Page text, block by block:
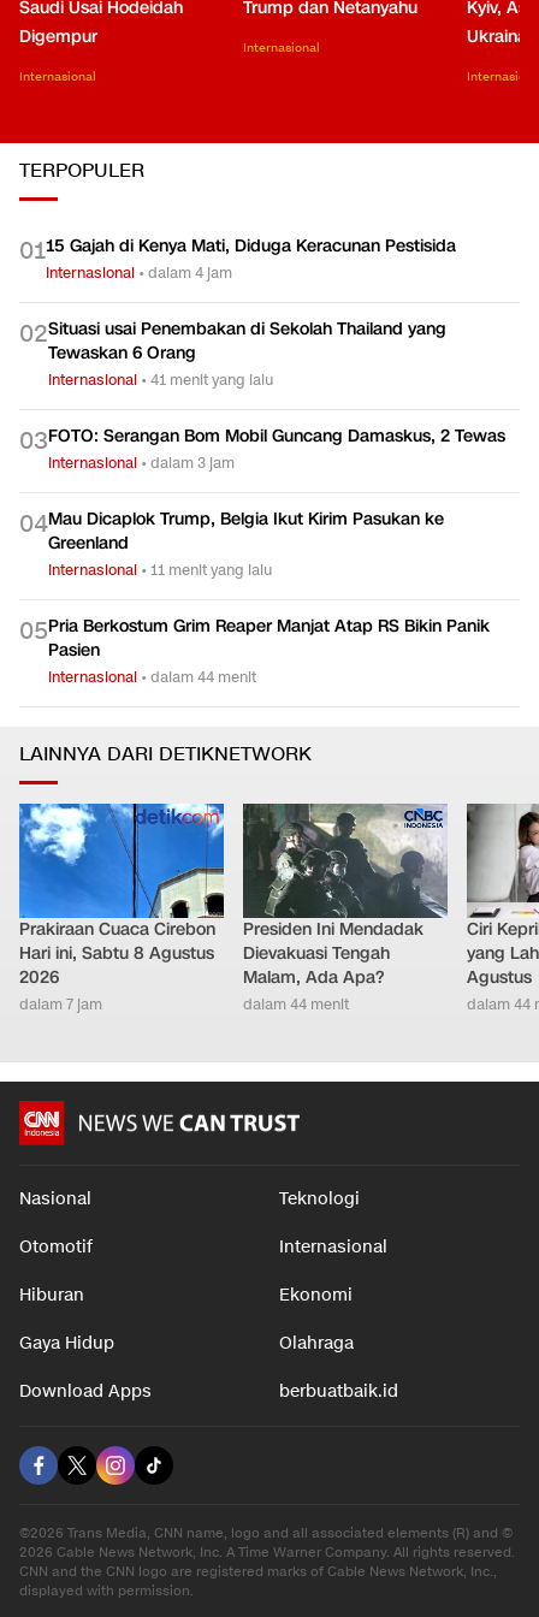
Saudi Usai Hodeidah
Digempur
Internasional
Trump dan Netanyahu
Internasional
Kyiv,
Ukraina
TERPOPULER
0115 Gajah di Kenya Mati, Diduga Keracunan Pestisida
Internasional •dalam 4 jam
02Situasi usai Penembakan di Sekolah Thailand yang
Tewaskan 6 Orang
Internasional •41 menit yang lalu
03FOTO: Serangan Bom Mobil Guncang Damaskus, 2 Tewas
Internasional •dalam 3 jam
04Mau Dicaplok Trump, Belgia Ikut Kirim Pasukan ke
Greenland
Internasional •11 menit yang lalu
05Pria Berkostum Grim Reaper Manjat Atap RS Bikin Panik
Pasien
Internasional •dalam 44 menit
LAINNYA DARI DETIKNETWORK
Prakiraan Cuaca Cirebon
Hari ini, Sabtu 8 Agustus
2026
dalam 7 jam
Presiden Ini Mendadak
Dievakuasi Tengah
Malam, Ada Apa?
dalam 44 menit
Ciri
yang
Agustus
dalam 44
Nasional Teknologi
Otomotif Internasional
Hiburan Ekonomi
Gaya Hidup Olahraga
Download Apps berbuatbaik.id
©2026 Trans Media, CNN name, logo and all associated elements (R) and ©
2026 Cable News Network, Inc. A Time Warner Company. All rights reserved.
CNN and the CNN logo are registered marks of Cable News Network, Inc.,
displayed with permission.